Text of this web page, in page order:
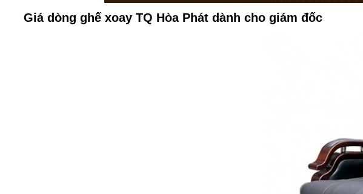
Giá dòng ghế xoay TQ Hòa Phát dành cho giám đốc